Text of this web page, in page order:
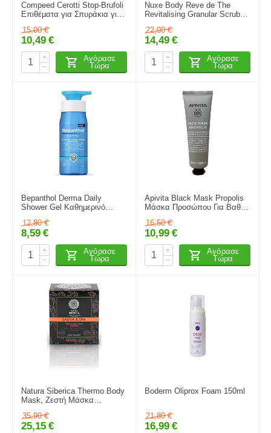
Compeed Cerotti Stop-Brufoli
Επιθέματα για Σπυράκια για
Προστασία, 15τμχ
15,00 €
10,49 €
+
−
Αγόρασε
Τώρα
Nuxe Body Reve de The
Revitalising Granular Scrub
Scrub Σώματος με Άρωμα
Πράσινου Τσαγιού 150ml
22,00 €
14,49 €
+
−
Αγόρασε
Τώρα
Bepanthol Derma Daily
Shower Gel Καθημερινό
Ξηρές & Ευαίσθητες
Επιδερμίδες 400ml
12,80 €
8,59 €
+
−
Αγόρασε
Τώρα
Apivita Black Mask Propolis
Μάσκα Προσώπου Για Βαθύ
Λιπαρότητας 50ml
16,50 €
10,99 €
+
−
Αγόρασε
Τώρα
Natura Siberica Thermo Body
Mask, Ζεστή Μάσκα
370ml
35,90 €
25,15 €
Boderm Oliprox Foam 150ml
21,80 €
16,99 €